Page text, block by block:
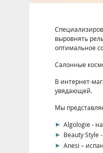
выровнять
оптимальное
Салонные
В интернет-
увядающей.
Мы
Algologie -
Beauty Style
Anesi –